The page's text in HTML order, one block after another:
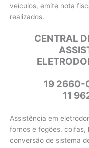
veículos, emite nota
realizados.
CENTRAL
19 2660-
11
Assistência em
fornos e fogões, coifas,
conversão de sistema